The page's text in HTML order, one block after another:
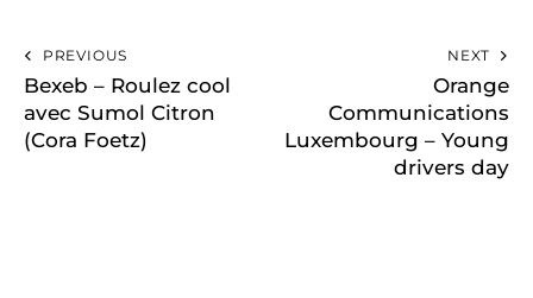
PREVIOUS
Bexeb – Roulez cool
avec Sumol Citron
(Cora Foetz)
NEXT
Orange
Communications
Luxembourg – Young
drivers day